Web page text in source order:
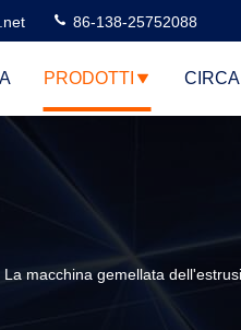
86-138-25752088
PRODOTTI CIRCA
La macchina gemellata